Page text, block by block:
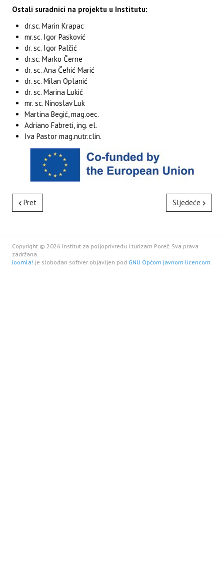
Ostali suradnici na projektu u Institutu:
dr.sc. Marin Krapac
mr.sc. Igor Pasković
dr. sc. Igor Palčić
dr.sc. Marko Černe
dr. sc. Ana Čehić Marić
dr. sc. Milan Oplanić
dr. sc. Marina Lukić
mr. sc. Ninoslav Luk
Martina Begić, mag.oec.
Adriano Fabreti, ing. el.
Iva Pastor mag.nutr.clin.
Pret Sljedeće
Copyright © 2026 Institut za poljoprivredu i turizam Poreč. Sva prava
zadržana.
Joomla! je slobodan softver objavljen pod GNU Općom javnom licencom.